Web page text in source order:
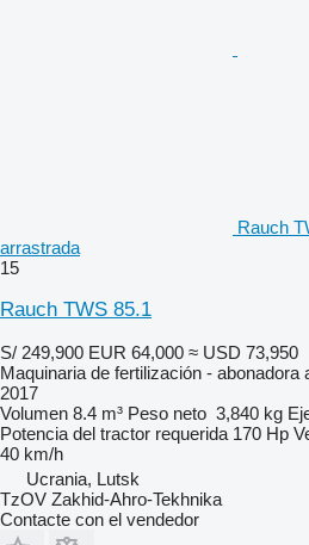
Rauch
arrastrada
15
Rauch TWS 85.1
S/ 249,900 EUR 64,000 ≈ USD 73,950
Maquinaria de fertilización - abonadora
2017
Volumen 8.4 m³ Peso neto 3,840 kg
Potencia del tractor requerida 170 Hp
40 km/h
Ucrania, Lutsk
TzOV Zakhid-Ahro-Tekhnika
Contacte con el vendedor